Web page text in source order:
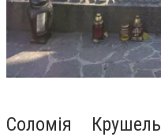
Соломія